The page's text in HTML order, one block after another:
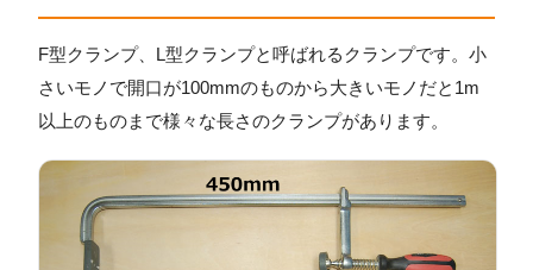
F型クランプ、L型クランプと呼ばれるクランプです。小
さいモノで開口が100mmのものから大きいモノだと1m
以上のものまで様々な長さのクランプがあります。